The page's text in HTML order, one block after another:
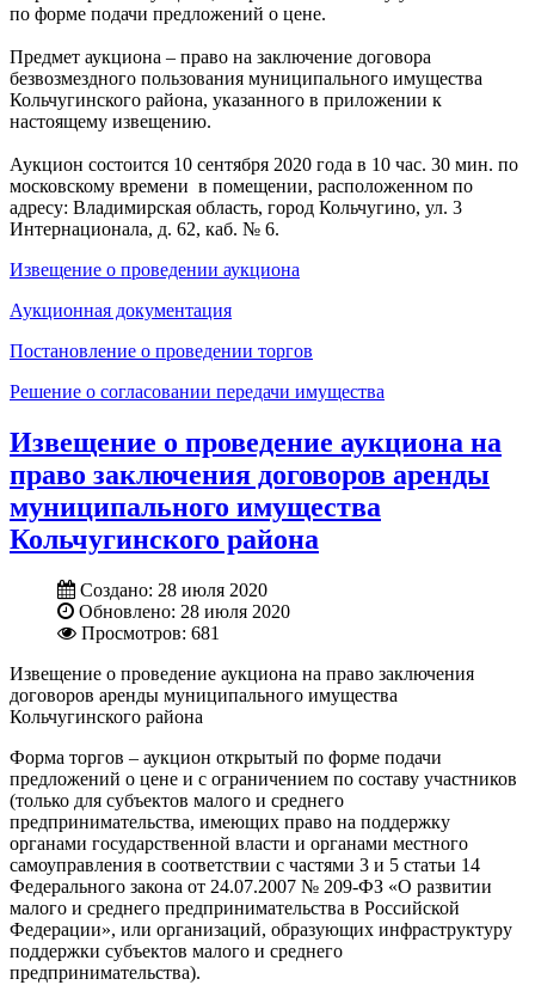
по форме подачи предложений о цене.
Предмет аукциона – право на заключение договора
безвозмездного пользования муниципального имущества
Кольчугинского района, указанного в приложении к
настоящему извещению.
Аукцион состоится 10 сентября 2020 года в 10 час. 30 мин. по
московскому времени в помещении, расположенном по
адресу: Владимирская область, город Кольчугино, ул. 3
Интернационала, д. 62, каб. № 6.
Извещение о проведении аукциона
Аукционная документация
Постановление о проведении торгов
Решение о согласовании передачи имущества
Извещение о проведение аукциона на
право заключения договоров аренды
муниципального имущества
Кольчугинского района
Создано: 28 июля 2020
Обновлено: 28 июля 2020
Просмотров: 681
Извещение о проведение аукциона на право заключения
договоров аренды муниципального имущества
Кольчугинского района
Форма торгов – аукцион открытый по форме подачи
предложений о цене и с ограничением по составу участников
(только для субъектов малого и среднего
предпринимательства, имеющих право на поддержку
органами государственной власти и органами местного
самоуправления в соответствии с частями 3 и 5 статьи 14
Федерального закона от 24.07.2007 № 209-ФЗ «О развитии
малого и среднего предпринимательства в Российской
Федерации», или организаций, образующих инфраструктуру
поддержки субъектов малого и среднего
предпринимательства).